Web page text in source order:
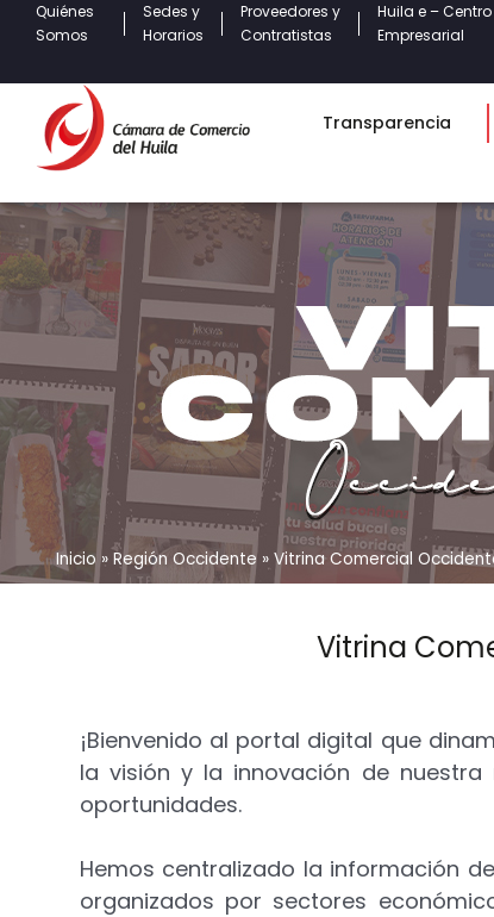
Quiénes
Somos
Sedes y
Horarios
Proveedores y
Contratistas
Huila e – Centro
Empresarial
Transparencia
Inicio» Región Occidente » Vitrina Comercial
Vitrina
¡Bienvenido al portal digital que
la visión y la innovación de
oportunidades.
Hemos centralizado la información
organizados por sectores